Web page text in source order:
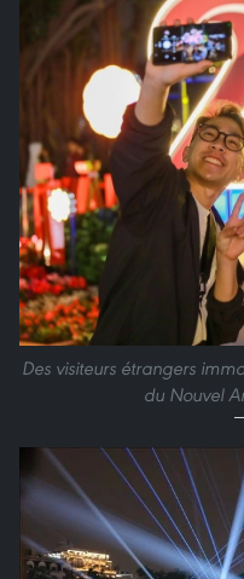
Des visiteurs étrangers
du Nouvel